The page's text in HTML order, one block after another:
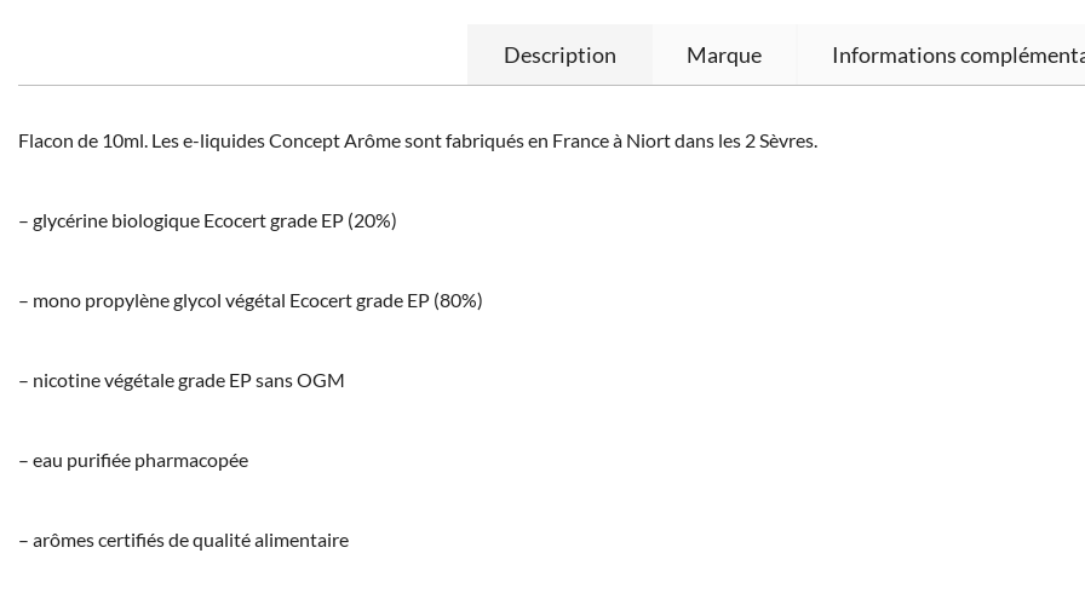
Description Marque Informations
Flacon de 10ml. Les e-liquides Concept Arôme sont fabriqués en France à Niort dans les 2 Sèvres.
– glycérine biologique Ecocert grade EP (20%)
– mono propylène glycol végétal Ecocert grade EP (80%)
– nicotine végétale grade EP sans OGM
– eau purifiée pharmacopée
– arômes certifiés de qualité alimentaire